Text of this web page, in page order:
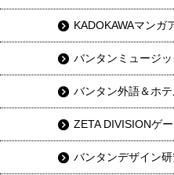
KADOKAWAマンガ
バンタンミュージ
バンタン外語＆ホ
ZETA DIVISIONゲ
バンタンデザイン